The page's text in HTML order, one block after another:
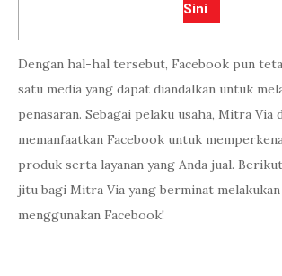
Sini
Dengan hal-hal tersebut, Facebook pun
satu media yang dapat diandalkan untuk
penasaran. Sebagai pelaku usaha, Mitra Via
memanfaatkan Facebook untuk
produk serta layanan yang Anda jual.
jitu bagi Mitra Via yang berminat
menggunakan Facebook!